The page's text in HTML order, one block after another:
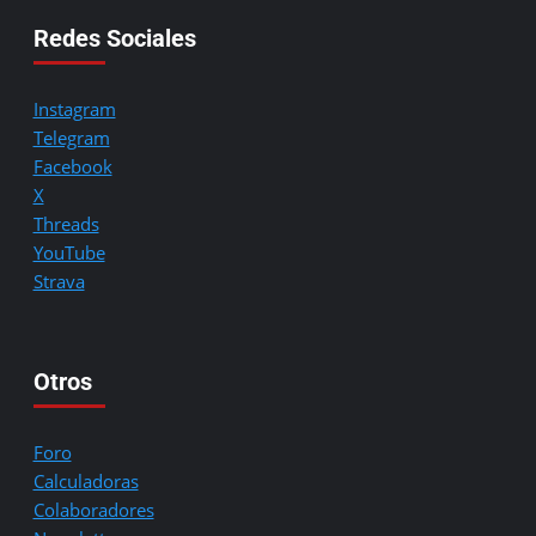
Redes Sociales
Instagram
Telegram
Facebook
X
Threads
YouTube
Strava
Otros
Foro
Calculadoras
Colaboradores